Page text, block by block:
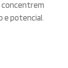
concentrem
e potencial.